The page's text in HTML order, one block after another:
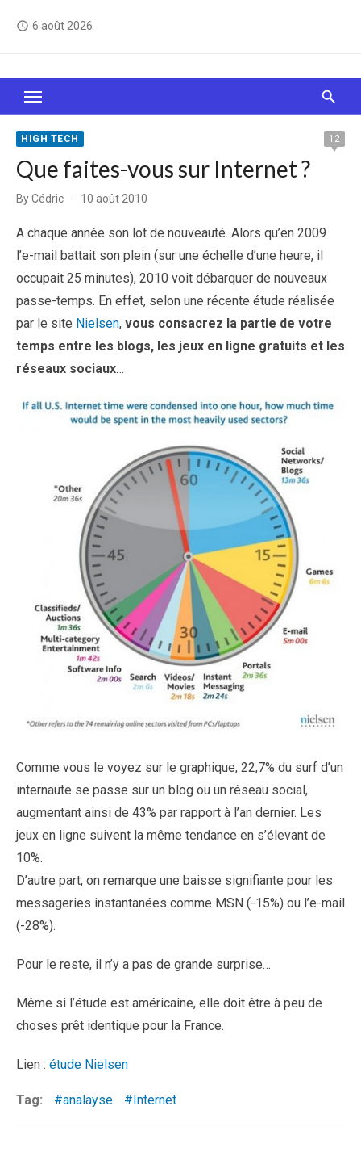
access_time 6 août 2026
Le Web, c'est comme une boîte de chocolats… On
sait jamais sur quoi on va tomber !
HIGH TECH 12
Que faites-vous sur Internet ?
ByCédric
Posted
10 août 2010
A chaque année son lot de nouveauté. Alors qu’en 2009
l’e-mail battait son plein (sur une échelle d’une heure, il
occupait 25 minutes), 2010 voit débarquer de nouveaux
passe-temps. En effet, selon une récente étude réalisée
par le site Nielsen, vous consacrez la partie de votre
temps entre les blogs, les jeux en ligne gratuits et les
réseaux sociaux…
Comme vous le voyez sur le graphique, 22,7% du surf d’un
internaute se passe sur un blog ou un réseau social,
augmentant ainsi de 43% par rapport à l’an dernier. Les
jeux en ligne suivent la même tendance en s’élevant de
10%.
D’autre part, on remarque une baisse signifiante pour les
messageries instantanées comme MSN (-15%) ou l’e-mail
(-28%).
Pour le reste, il n’y a pas de grande surprise…
Même si l’étude est américaine, elle doit être à peu de
choses prêt identique pour la France.
Lien : étude Nielsen
Tag: analayse Internet